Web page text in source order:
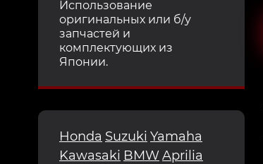
Использование
оригинальных или б/у
запчастей и
комплектующих из
Японии.
Honda Suzuki Yamaha
Kawasaki BMWAprilia